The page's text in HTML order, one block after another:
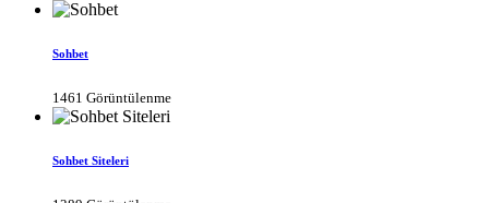
Sohbet
1461 Görüntülenme
Sohbet Siteleri